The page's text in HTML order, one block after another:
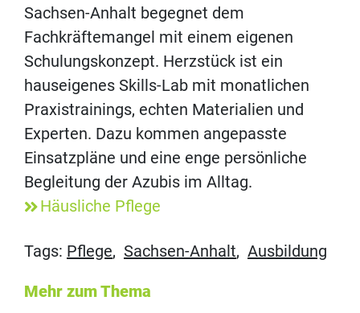
Sachsen-Anhalt begegnet dem
Fachkräftemangel mit einem eigenen
Schulungskonzept. Herzstück ist ein
hauseigenes Skills-Lab mit monatlichen
Praxistrainings, echten Materialien und
Experten. Dazu kommen angepasste
Einsatzpläne und eine enge persönliche
Begleitung der Azubis im Alltag.
Häusliche Pflege
Tags: Pflege, Sachsen-Anhalt, Ausbildung
Mehr zum Thema